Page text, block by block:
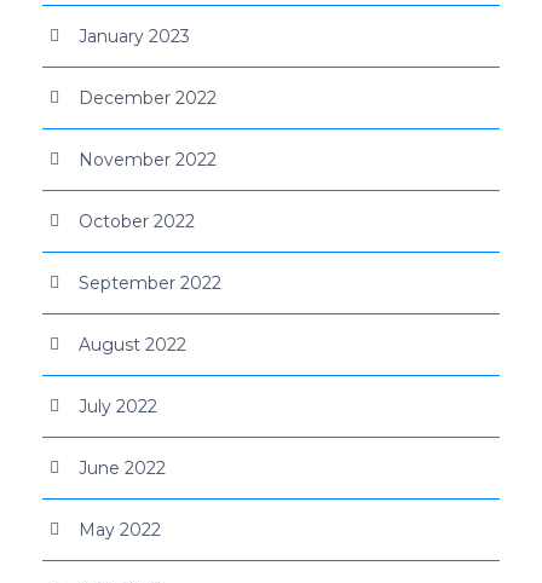
January 2023
December 2022
November 2022
October 2022
September 2022
August 2022
July 2022
June 2022
May 2022